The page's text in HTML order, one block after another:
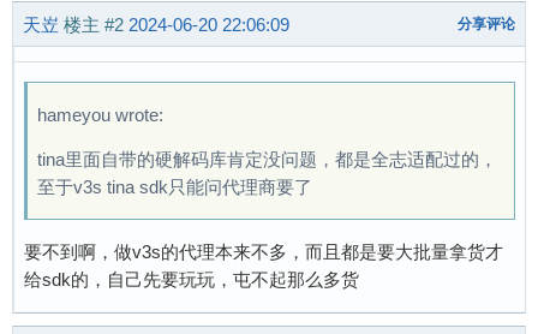
天岦 楼主 #2 2024-06-20 22:06:09 分享评论
hameyou wrote:
tina里面自带的硬解码库肯定没问题，都是全志适配过的，
至于v3s tina sdk只能问代理商要了
要不到啊，做v3s的代理本来不多，而且都是要大批量拿货才
给sdk的，自己先要玩玩，屯不起那么多货